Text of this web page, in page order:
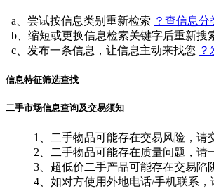
a、尝试按信息类别重新检索 ？查信息分
b、缩短或更换信息检索关键字后重新搜
c、发布一条信息，让信息主动来找您 ？
信息特征筛选查找
二手市场信息查询及交易须知
1、二手物品可能存在交易风险，请
2、二手物品可能存在质量问题，请
3、超低价二手产品可能存在交易陷
4、如对方使用外地电话/手机联系，